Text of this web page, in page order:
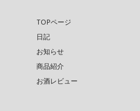
TOPページ
日記
お知らせ
商品紹介
お酒レビュー